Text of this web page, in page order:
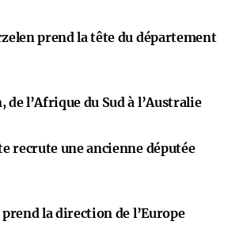
prend la tête du département
l’Afrique du Sud à l’Australie
recrute une ancienne députée
la direction de l’Europe